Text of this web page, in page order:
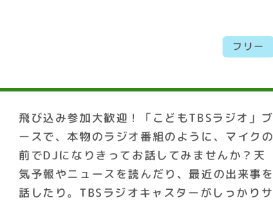
フリー
飛び込み参加大歓迎！「こどもTBSラジオ」ブ
ースで、本物のラジオ番組のように、マイクの
前でDJになりきってお話してみませんか？天
気予報やニュースを読んだり、最近の出来事を
話したり。TBSラジオキャスターがしっかりサ